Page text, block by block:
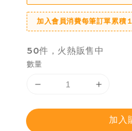
加入會員消費每筆訂單累積
50件，火熱販售中
數量
加入